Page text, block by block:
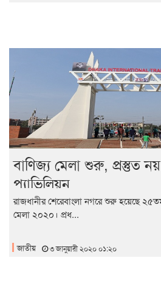
বাণিজ্য মেলা শুরু, প্রস্তুত
প্যাভিলিয়ন
রাজধানীর শেরেবাংলা নগরে শুরু হয়েছে
মেলা ২০২০। প্রধ...
জাতীয় ৩ জানুয়ারী ২০২০ ০১:২০